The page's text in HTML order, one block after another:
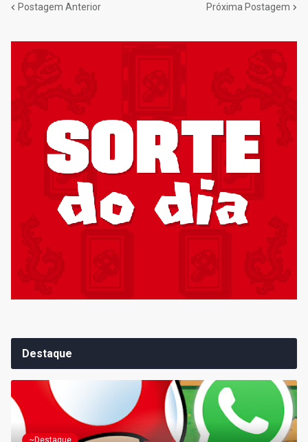
Postagem Anterior Próxima Postagem
Destaque
~Destaque